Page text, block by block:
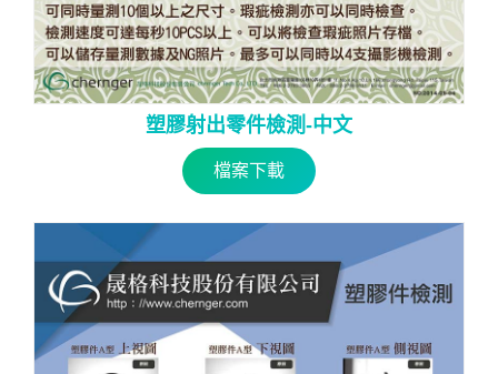
塑膠射出零件檢測-中文
檔案下載